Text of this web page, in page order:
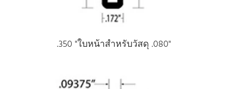
.350 "ใบหน้าสําหรับวัสดุ .080"